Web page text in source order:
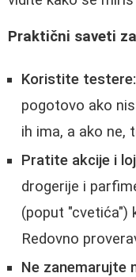
Praktični saveti
Koristite testere:
pogotovo ako
ih ima, a ako ne,
Pratite akcije i
drogerije i
(poput "cvetića")
Redovno
Ne zanemarujte